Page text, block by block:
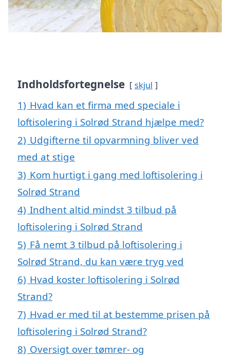
Indholdsfortegnelse skjul
1) Hvad kan et firma med speciale i
loftisolering i Solrød Strand hjælpe med?
2) Udgifterne til opvarmning bliver ved
med at stige
3) Kom hurtigt i gang med loftisolering i
Solrød Strand
4) Indhent altid mindst 3 tilbud på
loftisolering i Solrød Strand
5) Få nemt 3 tilbud på loftisolering i
Solrød Strand, du kan være tryg ved
6) Hvad koster loftisolering i Solrød
Strand?
7) Hvad er med til at bestemme prisen på
loftisolering i Solrød Strand?
8) Oversigt over tømrer- og